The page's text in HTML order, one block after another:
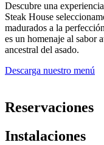
Descubre una
Steak House
madurados a la
es un homenaje al sabor
ancestral del asado.
Descarga nuestro menú
Reservaciones
Instalaciones